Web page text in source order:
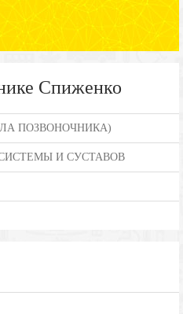
Спиженко
ПОЗВОНОЧНИКА)
И СУСТАВОВ